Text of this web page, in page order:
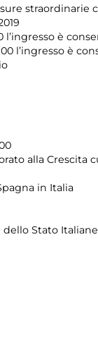
straordinarie
è
l’ingresso è
alla
in Italia
dello Stato Italiane